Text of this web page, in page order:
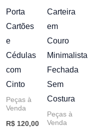
Porta
Cartões
e
Cédulas
com
Cinto
Peças à
Venda
R$120,00
Carteira
em
Couro
Minimalista
Fechada
Sem
Costura
Peças à
Venda